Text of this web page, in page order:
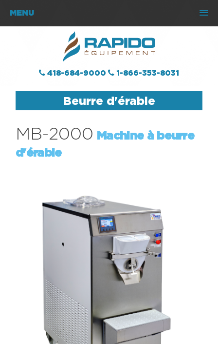
MENU
418-684-9000 1-866-353-8031
Beurre d'érable
MB-2000 Machine à beurre
d'érable